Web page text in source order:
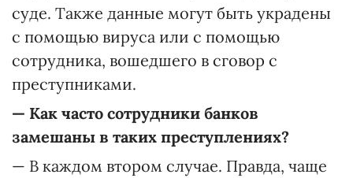
суде. Также данные могут быть украдены
с помощью вируса или с помощью
сотрудника, вошедшего в сговор с
преступниками.
— Как часто сотрудники банков
замешаны в таких преступлениях?
— В каждом втором случае. Правда, чаще